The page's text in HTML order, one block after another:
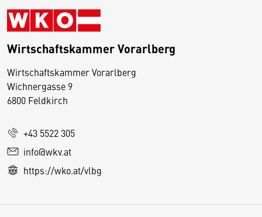
Wirtschaftskammer Vorarlberg
Wirtschaftskammer Vorarlberg
Wichnergasse 9
6800 Feldkirch
+43 5522 305
info@wkv.at
https://wko.at/vlbg
D
i
e
e
S
e